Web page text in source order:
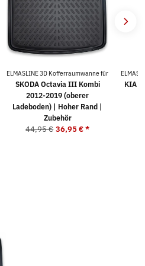
ELMASLINE 3D Kofferraumwanne für
SKODA Octavia III Kombi
2012-2019 (oberer
Ladeboden) | Hoher Rand |
Zubehör
44,95 € 36,95 €*
KIA